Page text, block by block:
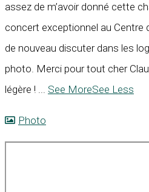
assez de m’avoir donné cette
concert exceptionnel au Centre
de nouveau discuter dans les
photo. Merci pour tout cher
légère ! ... See MoreSee Less
Photo